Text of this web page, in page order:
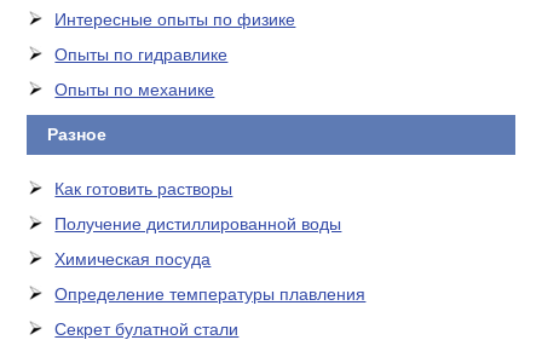
Интересные опыты по физике
Опыты по гидравлике
Опыты по механике
Разное
Как готовить растворы
Получение дистиллированной воды
Химическая посуда
Определение температуры плавления
Секрет булатной стали